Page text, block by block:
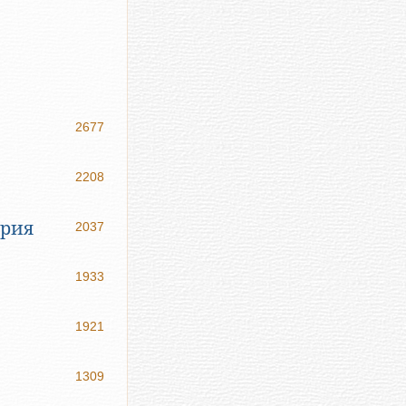
2677
2208
2037
1933
1921
1309